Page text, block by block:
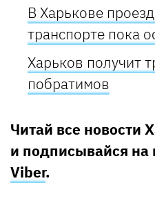
В Харькове
транспорте пока
Харьков получит
побратимов
Читай все новости
и подписывайся на
Viber.